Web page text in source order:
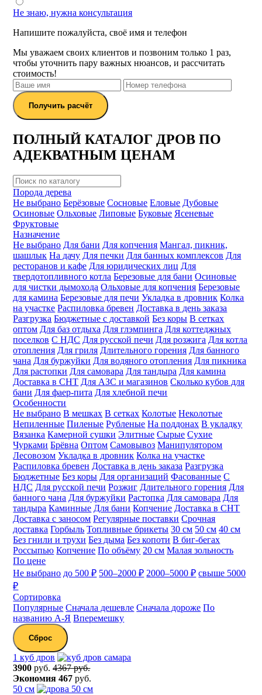
Не знаю, нужна консультация
Напишите пожалуйста, своё имя и телефон
Мы уважаем своих клиентов и позвоним только 1 раз,
чтобы уточнить пару важных нюансов, и рассчитать
стоимость!
Получить расчёт
ПОЛНЫЙ КАТАЛОГ ДРОВ ПО
АДЕКВАТНЫМ ЦЕНАМ
Порода дерева
Не выбрано Берёзовые Сосновые Еловые Дубовые
Осиновые Ольховые Липовые Буковые Ясеневые
Фруктовые
Назначение
Не выбрано Для бани Для копчения Мангал, пикник,
шашлык На дачу Для печки Для банных комплексов Для
ресторанов и кафе Для юридических лиц Для
твердотопливного котла Березовые для бани Осиновые
для чистки дымохода Ольховые для копчения Березовые
для камина Березовые для печи Укладка в дровник Колка
на участке Распиловка бревен Доставка в день заказа
Разгрузка Бюджетные с доставкой Без коры В сетках
оптом Для баз отдыха Для глэмпинга Для коттеджных
поселков С НДС Для русской печи Для розжига Для котла
отопления Для гриля Длительного горения Для банного
чана Для буржуйки Для водяного отопления Для пикника
Для растопки Для самовара Для тандыра Для камина
Доставка в СНТ Для АЗС и магазинов Сколько кубов для
бани Для фаер-пита Для хлебной печи
Особенности
Не выбрано В мешках В сетках Колотые Неколотые
Непиленные Пиленые Рубленые На поддонах В укладку
Вязанка Камерной сушки Элитные Сырые Сухие
Чурками Брёвна Оптом Самовывоз Манипулятором
Лесовозом Укладка в дровник Колка на участке
Распиловка бревен Доставка в день заказа Разгрузка
Бюджетные Без коры Для организаций Фасованные С
НДС Для русской печи Розжиг Длительного горения Для
банного чана Для буржуйки Растопка Для самовара Для
тандыра Каминные Для бани Копчение Доставка в СНТ
Доставка с заносом Регулярные поставки Срочная
доставка Горбыль Топливные брикеты 30 см 50 см 40 см
Без гнили и трухи Без дыма Без копоти В биг-бегах
Россыпью Копчение По объёму 20 см Малая зольность
По цене
Не выбрано до 500 ₽ 500–2000 ₽ 2000–5000 ₽ свыше 5000
₽
Сортировка
Популярные Сначала дешевле Сначала дороже По
названию А-Я Вперемешку
Сброс
1 куб дров
3900 руб.4367 руб.
Экономия 467 руб.
50 см